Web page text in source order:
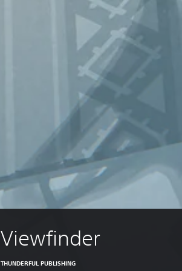
Viewfinder
THUNDERFUL PUBLISHING